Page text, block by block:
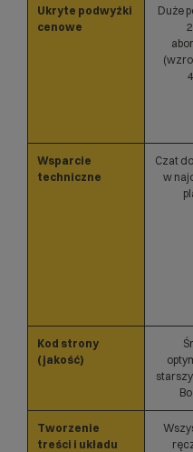
Ukryte podwyżki
cenowe
Duże
Wsparcie
techniczne
Czat
w
Kod strony
(jakość)
Tworzenie
treści i układu